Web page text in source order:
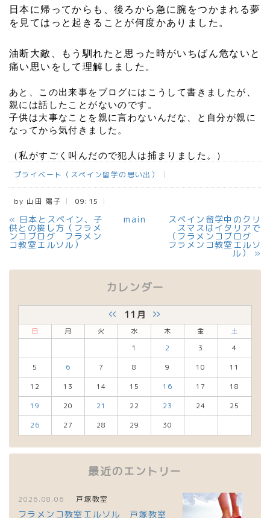
日本に帰ってからも、後ろから急に腕をつかまれる夢
を見てはっと起きることが何度かありました。
油断大敵、もう馴れたと思った時がいちばん危ないと
痛い思いをして理解しました。
あと、この出来事をブログにはこうして書きましたが、
親には話したことがないのです。
子供は大事なことを親に言わないんだな、と自分が親に
なってから気付きました。
（私がすごく叫んだので犯人は捕まりました。）
プライベート（スペイン留学の思い出）
by 山田 陽子 09:15
« 日本とスペイン、子
供との接し方（フラメ
ンコブログ フラメン
コ教室エルソル）
main スペイン留学中のクリ
スマスはイタリアで
（フラメンコブログ
フラメンコ教室エルソ
ル） »
カレンダー
« 11月 »
日 月 火 水 木 金
土
1
2 3
4
5
6 7 8 9 10
11
12
13 14 15 16 17
18
19
20 21 22 23 24
25
26
27 28 29 30
最近のエントリー
2026.08.06 戸塚教室
フラメンコ教室エルソル 戸塚教室